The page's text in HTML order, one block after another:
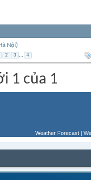
Nội)
2 3 ... 4
1 của 1
Weather Forecast |